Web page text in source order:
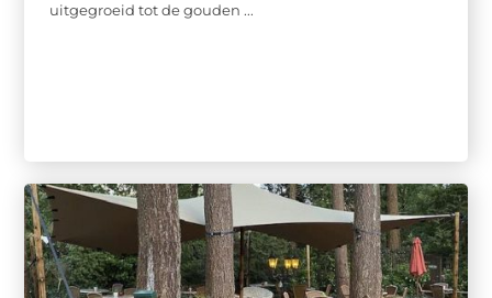
uitgegroeid tot de gouden ...